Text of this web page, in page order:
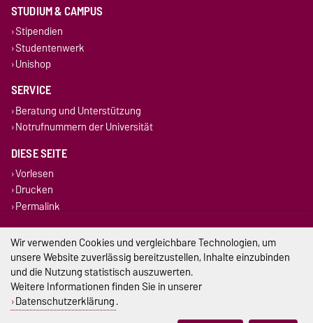
STUDIUM & CAMPUS
Stipendien
Studentenwerk
Unishop
SERVICE
Beratung und Unterstützung
Notrufnummern der Universität
DIESE SEITE
Vorlesen
Drucken
Permalink
Impressum
Datenschutz
Barrierefreiheit
Wir verwenden Cookies und vergleichbare Technologien, um
unsere Website zuverlässig bereitzustellen, Inhalte einzubinden
und die Nutzung statistisch auszuwerten.
Weitere Informationen finden Sie in unserer
Datenschutzerklärung.